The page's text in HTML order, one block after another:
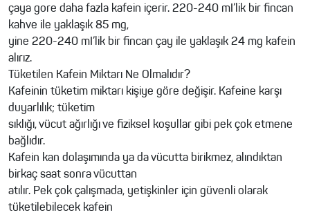
çaya gore daha fazla kafein içerir. 220-240 mI’lik bir fincan
kahve ile yaklaşık 85 mg,
yine 220-240 mI’lik bir fincan çay ile yaklaşık 24 mg kafein
alırız.
Tüketilen Kafein Miktarı Ne Olmalıdır?
Kafeinin tüketim miktarı kişiye göre değişir. Kafeine karşı
duyarlılık; tüketim
sıklığı, vücut ağırlığı ve fiziksel koşullar gibi pek çok etmene
bağlıdır.
Kafein kan dolaşımında ya da vücutta birikmez, alındıktan
birkaç saat sonra vücuttan
atılır. Pek çok çalışmada, yetişkinler için güvenli olarak
tüketilebilecek kafein